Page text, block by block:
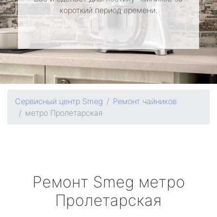
короткий период времени.
Сервисный центр Smeg
Ремонт чайников
метро Пролетарская
Ремонт Smeg метро
Пролетарская